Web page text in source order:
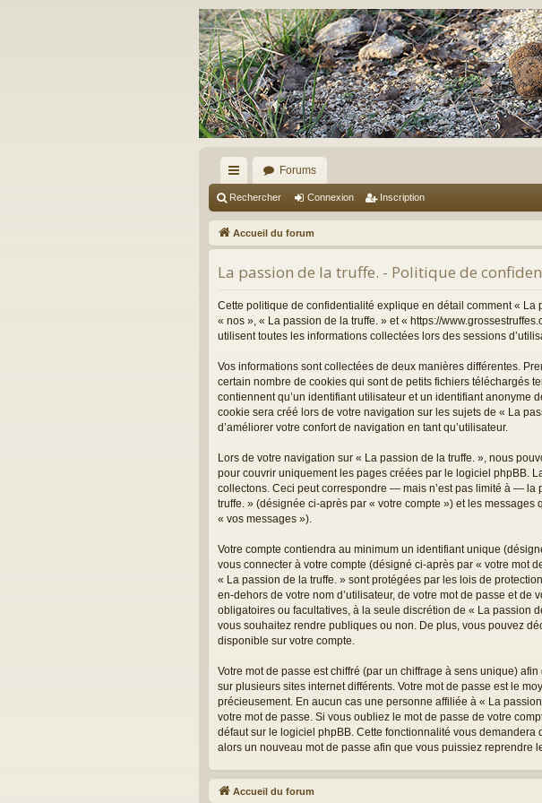
ac
co
ur
ci
s
Forums
Rechercher Connexion Inscription
Accueil du forum
La passion de la truffe. - Politique de
Cette politique de confidentialité explique en détail comment « La
« nos », « La passion de la truffe. » et « https://
utilisent toutes les informations collectées lors des sessions
Vos informations sont collectées de deux manières différentes.
certain nombre de cookies qui sont de petits fichiers téléchargés
contiennent qu’un identifiant utilisateur et un identifiant anonyme
cookie sera créé lors de votre navigation sur les sujets de « La
d’améliorer votre confort de navigation en tant qu’utilisateur.
Lors de votre navigation sur « La passion de la truffe. », nous
pour couvrir uniquement les pages créées par le logiciel phpBB.
collectons. Ceci peut correspondre — mais n’est pas limité à — la
truffe. » (désignée ci-après par « votre compte ») et les
« vos messages »).
Votre compte contiendra au minimum un identifiant unique
vous connecter à votre compte (désigné ci-après par « votre mot
« La passion de la truffe. » sont protégées par les lois de
en-dehors de votre nom d’utilisateur, de votre mot de passe et
obligatoires ou facultatives, à la seule discrétion de « La passion
vous souhaitez rendre publiques ou non. De plus, vous pouvez
disponible sur votre compte.
Votre mot de passe est chiffré (par un chiffrage à sens unique)
sur plusieurs sites internet différents. Votre mot de passe est le
précieusement. En aucun cas une personne affiliée à « La
votre mot de passe. Si vous oubliez le mot de passe de votre
défaut sur le logiciel phpBB. Cette fonctionnalité vous
alors un nouveau mot de passe afin que vous puissiez reprendre
Accueil du forum